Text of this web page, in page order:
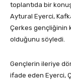
toplantıda bir
Aytural Eyerci,
Çerkes gençliğinin
olduğunu söyledi.
Gençlerin ileriye
ifade eden Eyerci,